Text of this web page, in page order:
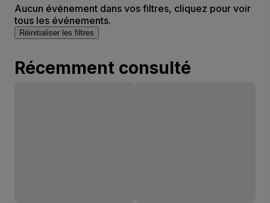
Aucun événement dans vos filtres, cliquez pour voir
tous les événements.
Réinitialiser les filtres
Récemment consulté